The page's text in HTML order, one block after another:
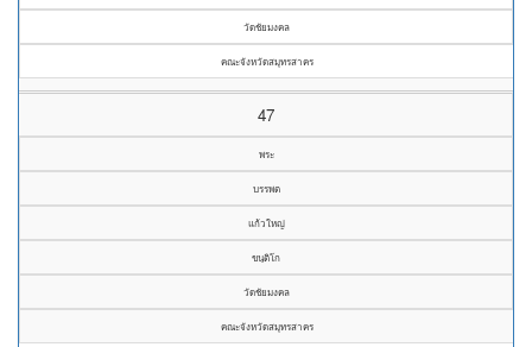
วัดชัยมงคล
คณะจังหวัดสมุทรสาคร
47
พระ
บรรพต
แก้วใหญ่
ขนฺติโก
วัดชัยมงคล
คณะจังหวัดสมุทรสาคร